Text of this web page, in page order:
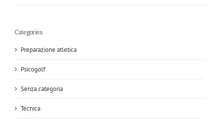
Categories
Preparazione atletica
Psicogolf
Senza categoria
Tecnica